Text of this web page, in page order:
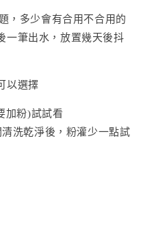
，多少會有合用不合用的
一筆出水，放置幾天後抖
以選擇
加粉)試試看
洗乾淨後，粉灌少一點試